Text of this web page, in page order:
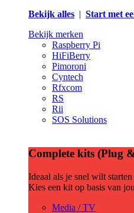
Bekijk alles | Start met
Bekijk merken
Raspberry Pi
HiFiBerry
Pimoroni
Cyntech
Rfxcom
RS
Rii
SOS Solutions
Complete kits (Plug
Ideaal als je snel wilt
Kies een kit op basis van
Media / TV